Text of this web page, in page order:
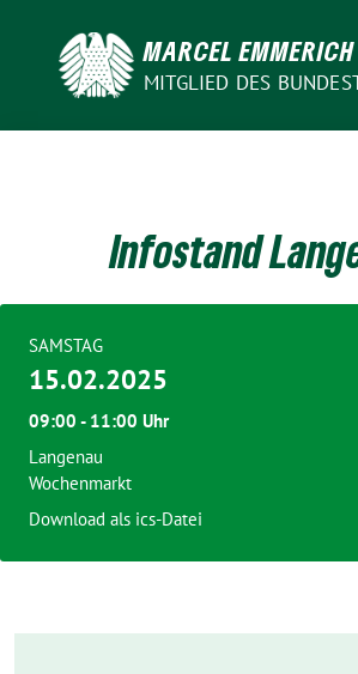
MARCEL EMMERICH
MITGLIED DES
Infostand
SAMSTAG
15.02.2025
09:00 - 11:00 Uhr
Langenau
Wochenmarkt
Download als ics-Datei